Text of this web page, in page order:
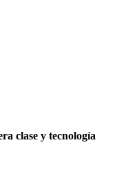
clase y tecnología